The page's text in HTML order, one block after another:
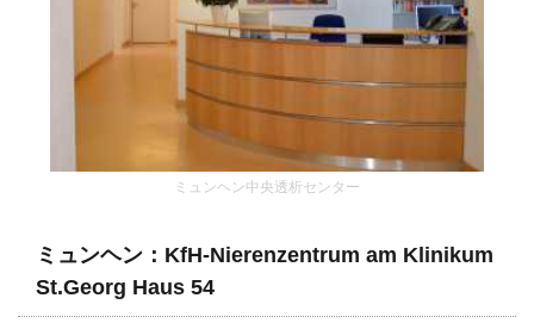
ミュンヘン中央透析センター
ミュンヘン：KfH-Nierenzentrum am Klinikum
St.Georg Haus 54